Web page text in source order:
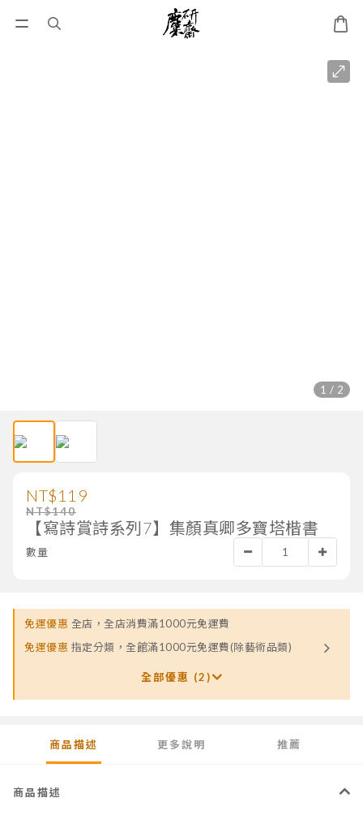
1 / 2
NT$119
NT$140
【寫詩賞詩系列7】集顏真卿多寶塔楷書
數量
免運優惠 全店，全店消費滿1000元免運費
免運優惠 指定分類，全館滿1000元免運費(除藝術品類)
全部優惠 (2)
商品描述 更多說明 推薦
商品描述